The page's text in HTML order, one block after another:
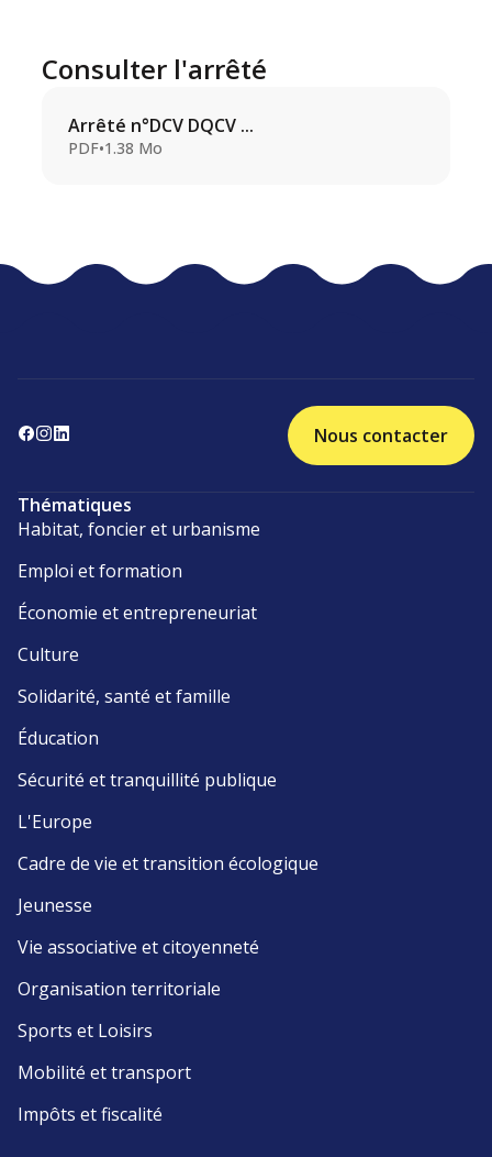
Consulter l'arrêté
Arrêté n°DCV DQCV ...
PDF•1.38 Mo
Nous contacter
Thématiques
Habitat, foncier et urbanisme
Emploi et formation
Économie et entrepreneuriat
Culture
Solidarité, santé et famille
Éducation
Sécurité et tranquillité publique
L'Europe
Cadre de vie et transition écologique
Jeunesse
Vie associative et citoyenneté
Organisation territoriale
Sports et Loisirs
Mobilité et transport
Impôts et fiscalité